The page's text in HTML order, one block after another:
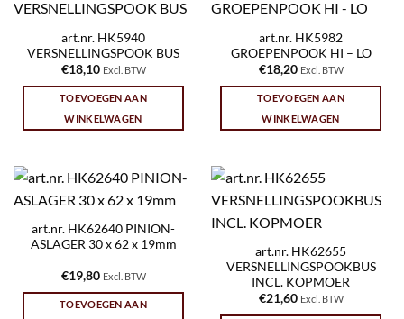
art.nr. HK5940
VERSNELLINGSPOOK BUS
€18,10 Excl. BTW
TOEVOEGEN AAN
WINKELWAGEN
art.nr. HK5982
GROEPENPOOK HI – LO
€18,20 Excl. BTW
TOEVOEGEN AAN
WINKELWAGEN
art.nr. HK62640 PINION-
ASLAGER 30 x 62 x 19mm
€19,80 Excl. BTW
TOEVOEGEN AAN
art.nr. HK62655
VERSNELLINGSPOOKBUS
INCL. KOPMOER
€21,60 Excl. BTW